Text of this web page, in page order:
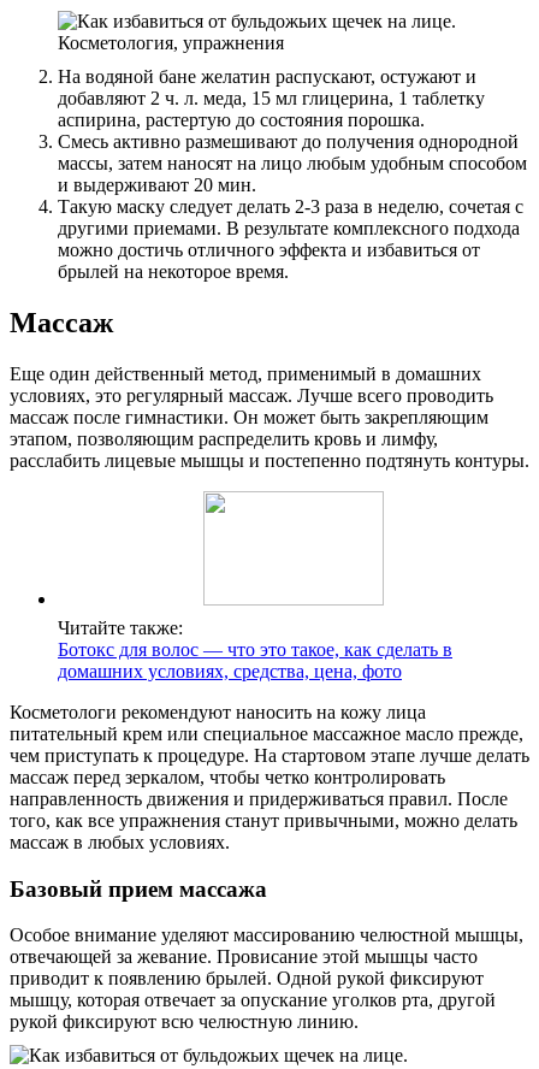
На водяной бане желатин распускают, остужают и
добавляют 2 ч. л. меда, 15 мл глицерина, 1 таблетку
аспирина, растертую до состояния порошка.
Смесь активно размешивают до получения однородной
массы, затем наносят на лицо любым удобным способом
и выдерживают 20 мин.
Такую маску следует делать 2-3 раза в неделю, сочетая с
другими приемами. В результате комплексного подхода
можно достичь отличного эффекта и избавиться от
брылей на некоторое время.
Массаж
Еще один действенный метод, применимый в домашних
условиях, это регулярный массаж. Лучше всего проводить
массаж после гимнастики. Он может быть закрепляющим
этапом, позволяющим распределить кровь и лимфу,
расслабить лицевые мышцы и постепенно подтянуть контуры.
Читайте также:
Ботокс для волос — что это такое, как сделать в
домашних условиях, средства, цена, фото
Косметологи рекомендуют наносить на кожу лица
питательный крем или специальное массажное масло прежде,
чем приступать к процедуре. На стартовом этапе лучше делать
массаж перед зеркалом, чтобы четко контролировать
направленность движения и придерживаться правил. После
того, как все упражнения станут привычными, можно делать
массаж в любых условиях.
Базовый прием массажа
Особое внимание уделяют массированию челюстной мышцы,
отвечающей за жевание. Провисание этой мышцы часто
приводит к появлению брылей. Одной рукой фиксируют
мышцу, которая отвечает за опускание уголков рта, другой
рукой фиксируют всю челюстную линию.